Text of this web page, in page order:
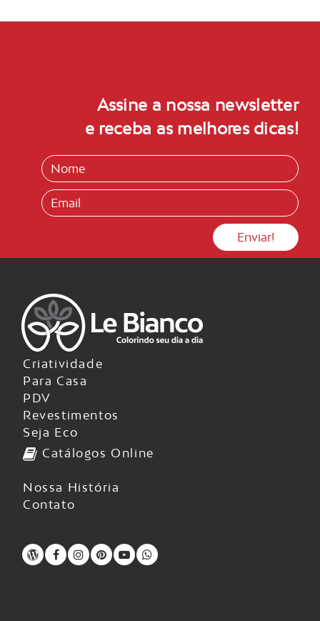
Assine a nossa newsletter
e receba as melhores dicas!
Criatividade
Para Casa
PDV
Revestimentos
Seja Eco
Catálogos Online
Nossa História
Contato